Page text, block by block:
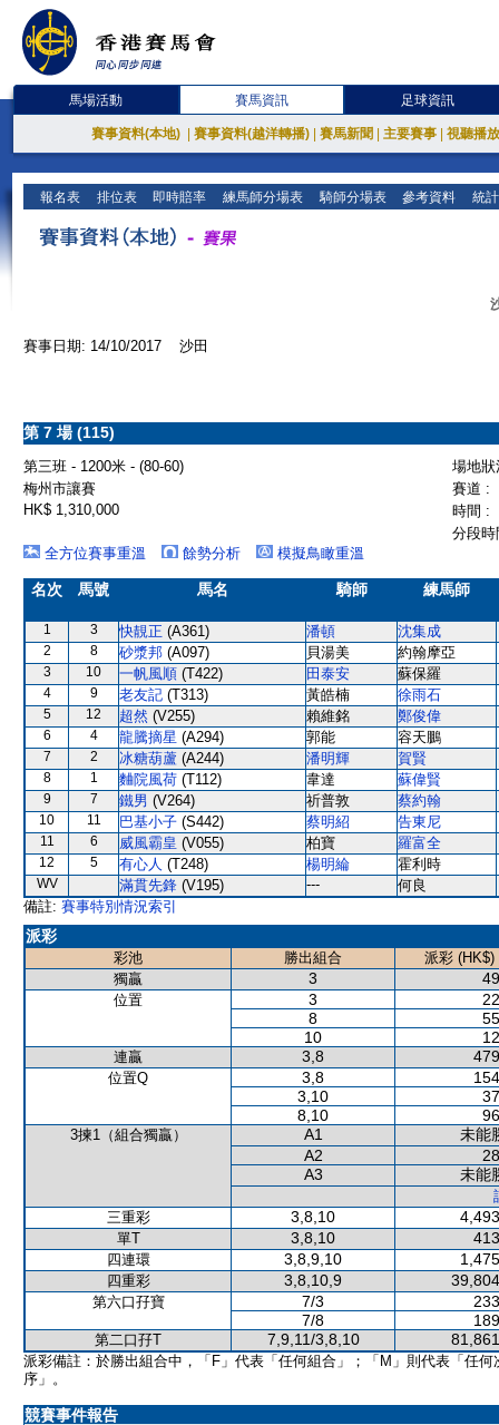
馬場活動 賽馬資訊 足球資訊
賽事資料(本地) 賽事資料(越洋轉播) 賽馬新聞 主要賽事 視聽播
報名表 排位表 即時賠率 練馬師分場表 騎師分場表 參考資料 統
賽事日期: 14/10/2017 沙田
第 7 場 (115)
第三班 - 1200米 - (80-60)
場地
梅州市讓賽
賽道 :
HK$ 1,310,000
時間 :
分段
全方位賽事重溫
餘勢分析 模擬鳥瞰重溫
名次 馬號 馬名 騎師 練馬師
1 3 快靚正 (A361) 潘頓 沈集成
2 8 砂漿邦 (A097) 貝湯美 約翰摩亞
3 10 一帆風順 (T422) 田泰安 蘇保羅
4 9 老友記 (T313) 黃皓楠 徐雨石
5 12 超然 (V255) 賴維銘 鄭俊偉
6 4 龍騰摘星 (A294) 郭能 容天鵬
7 2 冰糖葫蘆 (A244) 潘明輝 賀賢
8 1 麯院風荷 (T112) 韋達 蘇偉賢
9 7 鐵男 (V264) 祈普敦 蔡約翰
10 11 巴基小子 (S442) 蔡明紹 告東尼
11 6 威風霸皇 (V055) 柏寶 羅富全
12 5 有心人 (T248) 楊明綸 霍利時
WV 滿貫先鋒 (V195) ---
何良
備註: 賽事特別情況索引
派彩
彩池 勝出組合
派彩 (HK$)
獨贏
3
位置 3
8
10
連贏 3,8
位置Q 3,8
3,10
8,10
3揀1（組合獨贏） A1
未能
A2
A3
未能
三重彩
3,8,10
單T 3,8,10
四連環 3,8,9,10
四重彩 3,8,10,9
第六口孖寶 7/3
7/8
第二口孖T 7,9,11/3,8,10
派彩備註：於勝出組合中，「F」代表「任何組合」；「M」則代表「任何
序」。
競賽事件報告